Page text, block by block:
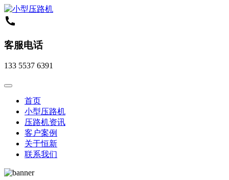
客服电话
133 5537 6391
首页
小型压路机
压路机资讯
客户案例
关于恒新
联系我们